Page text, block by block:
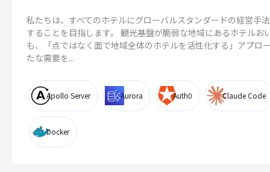
私たちは、すべてのホテルにグローバルスタンダードの経営手
することを目指します。 観光基盤が脆弱な地域にあるホテルお
も、「点ではなく面で地域全体のホテルを活性化する」アプロ
たな需要を...
Apollo Server Aurora Auth0 Claude Code
Docker